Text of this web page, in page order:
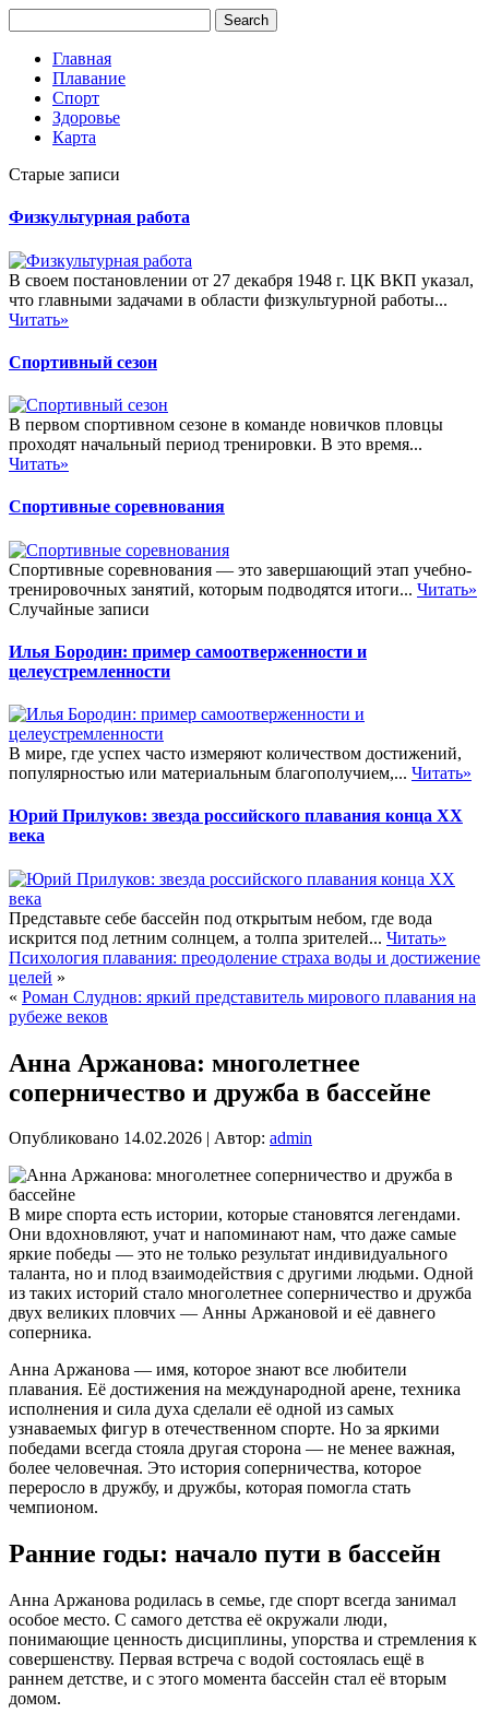
Главная
Плавание
Спорт
Здоровье
Карта
Старые записи
Физкультурная работа
В своем постановлении от 27 декабря 1948 г. ЦК ВКП указал,
что главными задачами в области физкультурной работы...
Читать»
Спортивный сезон
В первом спортивном сезоне в команде новичков пловцы
проходят начальный период тренировки. В это время...
Читать»
Спортивные соревнования
Спортивные соревнования — это завершающий этап учебно-
тренировочных занятий, которым подводятся итоги... Читать»
Случайные записи
Илья Бородин: пример самоотверженности и
целеустремленности
В мире, где успех часто измеряют количеством достижений,
популярностью или материальным благополучием,... Читать»
Юрий Прилуков: звезда российского плавания конца XX
века
Представьте себе бассейн под открытым небом, где вода
искрится под летним солнцем, а толпа зрителей... Читать»
Психология плавания: преодоление страха воды и достижение
целей »
« Роман Слуднов: яркий представитель мирового плавания на
рубеже веков
Анна Аржанова: многолетнее
соперничество и дружба в бассейне
Опубликовано 14.02.2026 Автор: admin
В мире спорта есть истории, которые становятся легендами.
Они вдохновляют, учат и напоминают нам, что даже самые
яркие победы — это не только результат индивидуального
таланта, но и плод взаимодействия с другими людьми. Одной
из таких историй стало многолетнее соперничество и дружба
двух великих пловчих — Анны Аржановой и её давнего
соперника.
Анна Аржанова — имя, которое знают все любители
плавания. Её достижения на международной арене, техника
исполнения и сила духа сделали её одной из самых
узнаваемых фигур в отечественном спорте. Но за яркими
победами всегда стояла другая сторона — не менее важная,
более человечная. Это история соперничества, которое
переросло в дружбу, и дружбы, которая помогла стать
чемпионом.
Ранние годы: начало пути в бассейн
Анна Аржанова родилась в семье, где спорт всегда занимал
особое место. С самого детства её окружали люди,
понимающие ценность дисциплины, упорства и стремления к
совершенству. Первая встреча с водой состоялась ещё в
раннем детстве, и с этого момента бассейн стал её вторым
домом.